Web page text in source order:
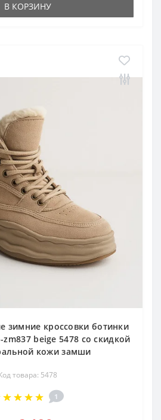
В КОРЗИНУ
зимние кроссовки ботинки
zm837 beige 5478 со скидкой
кожи замши
товара: 5478
1